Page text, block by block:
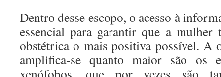
Dentro desse escopo, o acesso à
essencial para garantir que a mulher
obstétrica o mais positiva possível. A
amplifica-se quanto maior são os
xenófobos, que por vezes são